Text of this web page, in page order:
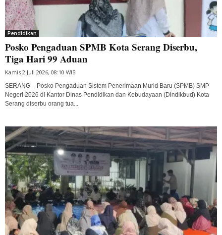
Pendidikan
Posko Pengaduan SPMB Kota Serang Diserbu,
Tiga Hari 99 Aduan
Kamis 2 Juli 2026, 08:10 WIB
SERANG – Posko Pengaduan Sistem Penerimaan Murid Baru (SPMB) SMP
Negeri 2026 di Kantor Dinas Pendidikan dan Kebudayaan (Dindikbud) Kota
Serang diserbu orang tua...